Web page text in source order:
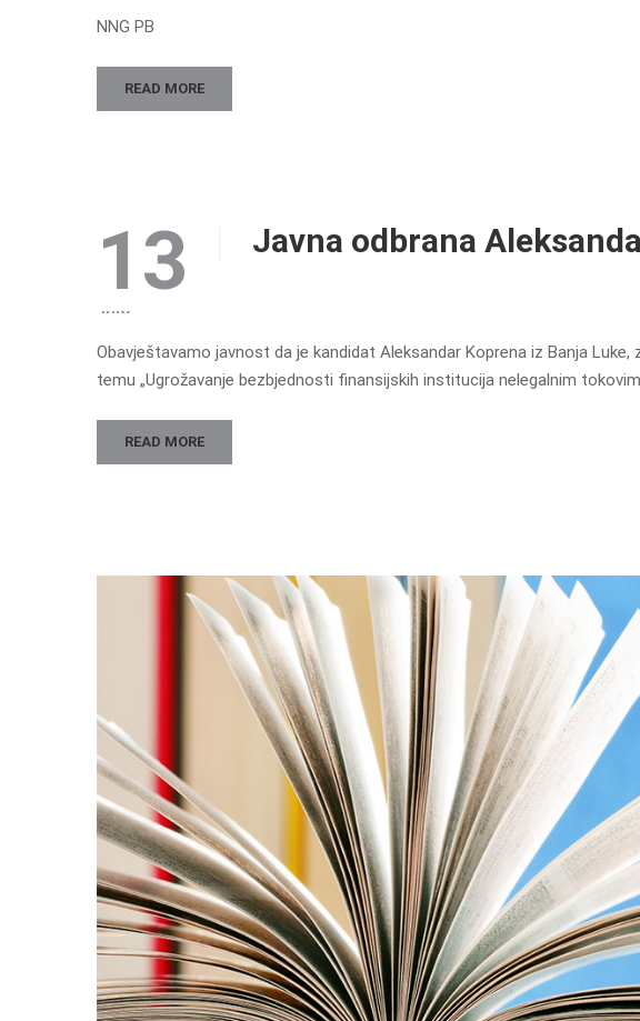
NNG PB
READ MORE
13
JULY
Javna odbrana
Obavještavamo javnost da je kandidat Aleksandar Koprena iz Banja
temu „Ugrožavanje bezbjednosti finansijskih institucija nelegalnim
READ MORE